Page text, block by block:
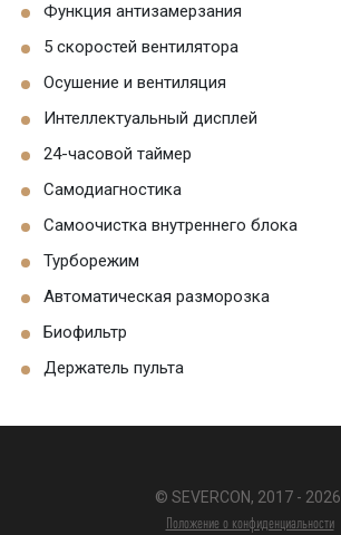
Функция антизамерзания
5 скоростей вентилятора
Осушение и вентиляция
Интеллектуальный дисплей
24-часовой таймер
Самодиагностика
Самоочистка внутреннего блока
Турборежим
Автоматическая разморозка
Биофильтр
Держатель пульта
© SEVERCON, 2017 - 2026.
Положение о конфиденциальности